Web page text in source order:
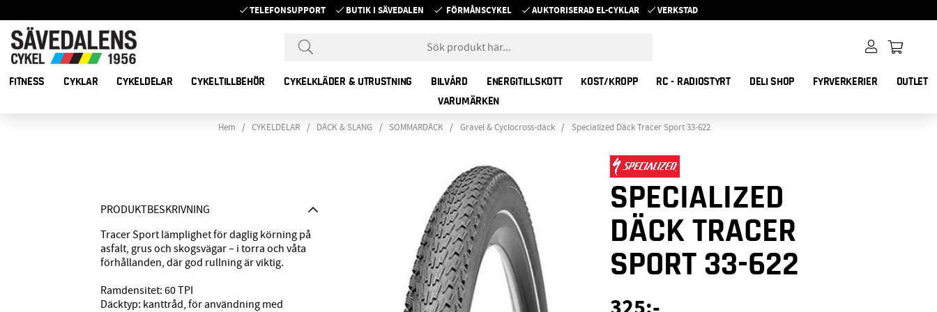
TELEFONSUPPORT BUTIK I SÄVEDALEN FÖRMÅNSCYKEL AUKTORISERAD EL-CYKLAR VERKSTAD
FITNESS CYKLAR CYKELDELAR CYKELTILLBEHÖR CYKELKLÄDER & UTRUSTNING BILVÅRD ENERGITILLSKOTT KOST/KROPP RC - RADIOSTYRT DELI SHOP FYRVERKERIER
OUTLET
VARUMÄRKEN
Hem CYKELDELAR DÄCK & SLANG SOMMARDÄCK Gravel & Cyclocross-däck Specialized Däck Tracer Sport 33-622
PRODUKTBESKRIVNING
Tracer Sport lämplighet för daglig körning på
asfalt, grus och skogsvägar – i torra och våta
förhållanden, där god rullning är viktig.
Ramdensitet: 60 TPI
Däcktyp: kanttråd, för användning med
SPECIALIZED
DÄCK TRACER
SPORT 33-622